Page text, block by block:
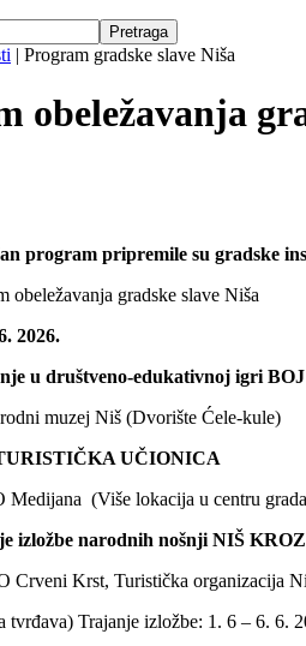
| Program gradske slave Niša
obeležavanja
program pripremile su gradske
2026.
u društveno-edukativnoj igri
muzej Niš (Dvorište Ćele-kule)
UČIONICA
Medijana (Više lokacija u centru
izložbe narodnih nošnji NIŠ
Crveni Krst, Turistička organizacija
tvrđava) Trajanje izložbe: 1. 6 – 6. 6.